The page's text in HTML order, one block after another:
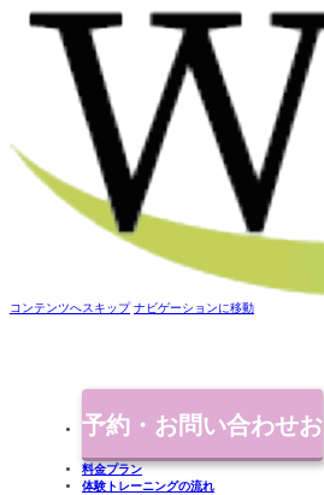
コンテンツへスキップ ナビゲーションに移動
予約・お問い合わせお
料金プラン
体験トレーニングの流れ